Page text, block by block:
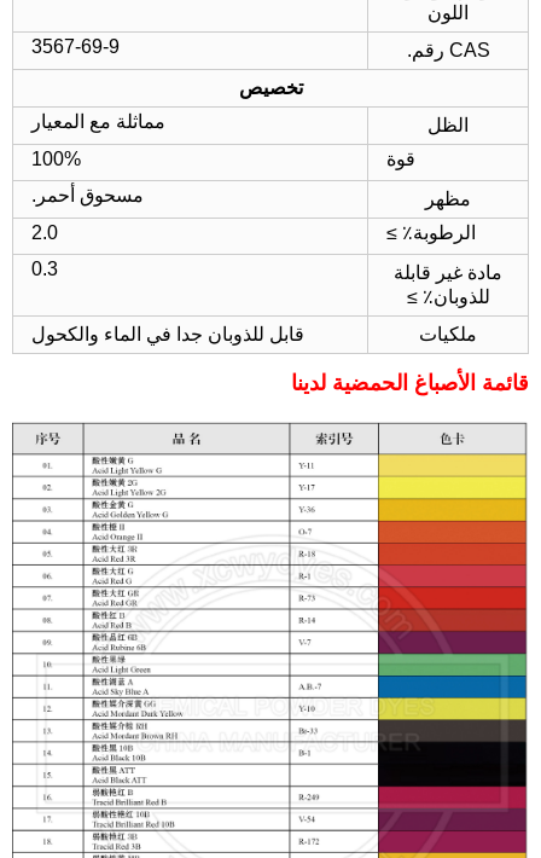
اللون
CAS رقم.
3567-69-9
تخصيص
الظل
مماثلة مع المعيار
قوة
100%
مظهر
مسحوق أحمر.
الرطوبة٪ ≥
2.0
مادة غير قابلة
للذوبان٪ ≥
0.3
ملكيات قابل للذوبان جدا في الماء والكحول
قائمة الأصباغ الحمضية لدينا